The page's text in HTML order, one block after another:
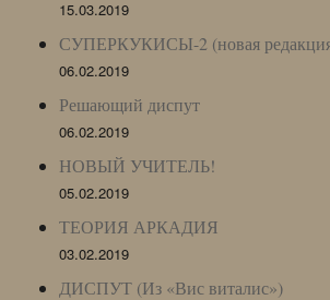
15.03.2019
СУПЕРКУКИСЫ-2 (новая
06.02.2019
Решающий диспут
06.02.2019
НОВЫЙ УЧИТЕЛЬ!
05.02.2019
ТЕОРИЯ АРКАДИЯ
03.02.2019
ДИСПУТ (Из «Вис виталис»)